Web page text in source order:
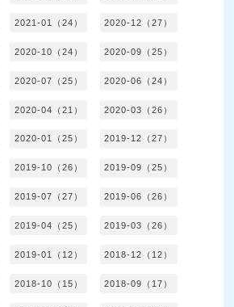
2021-01（24） 2020-12（27）
2020-10（24） 2020-09（25）
2020-07（25） 2020-06（24）
2020-04（21） 2020-03（26）
2020-01（25） 2019-12（27）
2019-10（26） 2019-09（25）
2019-07（27） 2019-06（26）
2019-04（25） 2019-03（26）
2019-01（12） 2018-12（12）
2018-10（15） 2018-09（17）